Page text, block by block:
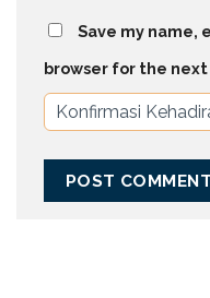
Save my name,
browser for the